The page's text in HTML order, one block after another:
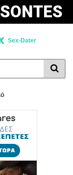
Sex-Dater